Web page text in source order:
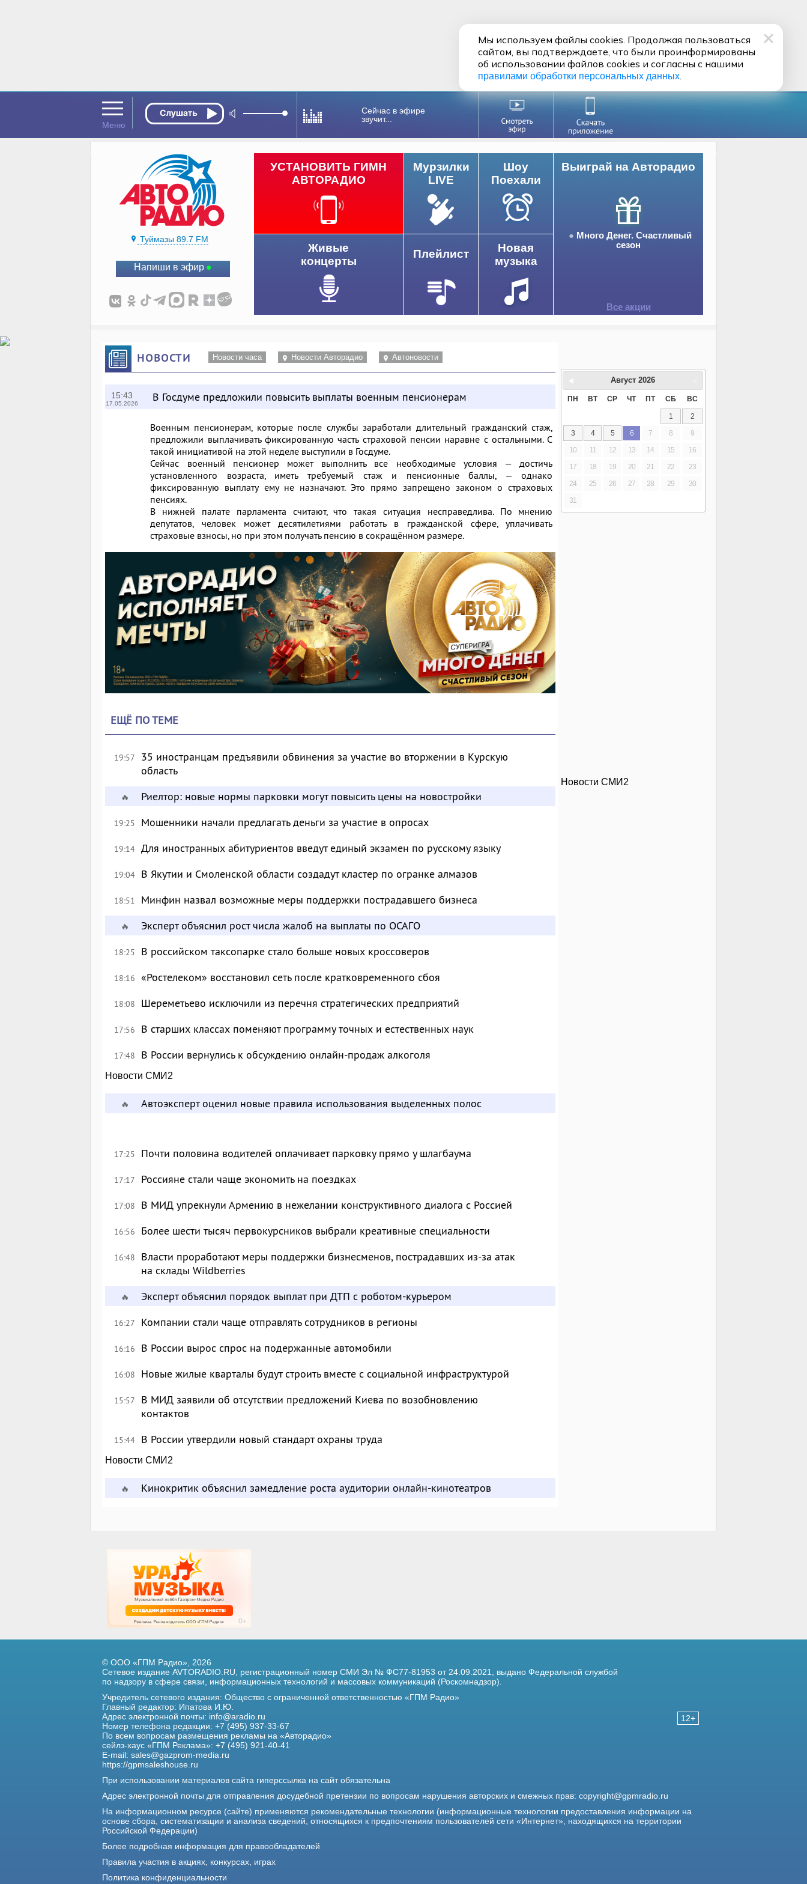
Сейчас в эфире
звучит...
Туймазы 89.7 FM
Напиши в эфир
Выиграй на Авторадио
Много Денег. Счастливый
сезон
Все акции
УСТАНОВИТЬ ГИМН
АВТОРАДИО
Мурзилки
LIVE
Шоу
Поехали
Живые
концерты
Плейлист
Новая
музыка
НОВОСТИ Новости часа Новости Авторадио Автоновости
15:43
17.05.2026 В Госдуме предложили повысить выплаты военным пенсионерам
Военным пенсионерам, которые после службы заработали длительный гражданский стаж,
предложили выплачивать фиксированную часть страховой пенсии наравне с остальными. С
такой инициативой на этой неделе выступили в Госдуме.
Сейчас военный пенсионер может выполнить все необходимые условия — достичь
установленного возраста, иметь требуемый стаж и пенсионные баллы, — однако
фиксированную выплату ему не назначают. Это прямо запрещено законом о страховых
пенсиях.
В нижней палате парламента считают, что такая ситуация несправедлива. По мнению
депутатов, человек может десятилетиями работать в гражданской сфере, уплачивать
страховые взносы, но при этом получать пенсию в сокращённом размере.
ЕЩЁ ПО ТЕМЕ
19:57
35 иностранцам предъявили обвинения за участие во вторжении в Курскую
область
🔥 Риелтор: новые нормы парковки могут повысить цены на новостройки
19:25 Мошенники начали предлагать деньги за участие в опросах
19:14 Для иностранных абитуриентов введут единый экзамен по русскому языку
19:04 В Якутии и Смоленской области создадут кластер по огранке алмазов
18:51 Минфин назвал возможные меры поддержки пострадавшего бизнеса
🔥 Эксперт объяснил рост числа жалоб на выплаты по ОСАГО
18:25 В российском таксопарке стало больше новых кроссоверов
18:16 «Ростелеком» восстановил сеть после кратковременного сбоя
18:08 Шереметьево исключили из перечня стратегических предприятий
17:56 В старших классах поменяют программу точных и естественных наук
17:48 В России вернулись к обсуждению онлайн-продаж алкоголя
Новости СМИ2
🔥 Автоэксперт оценил новые правила использования выделенных полос
17:25 Почти половина водителей оплачивает парковку прямо у шлагбаума
17:17 Россияне стали чаще экономить на поездках
17:08 В МИД упрекнули Армению в нежелании конструктивного диалога с Россией
16:56 Более шести тысяч первокурсников выбрали креативные специальности
16:48
Власти проработают меры поддержки бизнесменов, пострадавших из-за атак
на склады Wildberries
🔥 Эксперт объяснил порядок выплат при ДТП с роботом-курьером
16:27 Компании стали чаще отправлять сотрудников в регионы
16:16 В России вырос спрос на подержанные автомобили
16:08 Новые жилые кварталы будут строить вместе с социальной инфраструктурой
15:57
В МИД заявили об отсутствии предложений Киева по возобновлению
контактов
15:44 В России утвердили новый стандарт охраны труда
Новости СМИ2
🔥 Кинокритик объяснил замедление роста аудитории онлайн-кинотеатров
Август 2026
ПН ВТ СР ЧТ ПТ СБ ВС
1
2
3
4 5 6 7 8
9
10
11 12 13 14 15
16
17
18 19 20 21 22
23
24
25 26 27 28 29
30
31
Новости СМИ2
12+
© ООО «ГПМ Радио», 2026
Сетевое издание AVTORADIO.RU, регистрационный номер СМИ Эл № ФС77-81953 от 24.09.2021, выдано Федеральной службой
по надзору в сфере связи, информационных технологий и массовых коммуникаций (Роскомнадзор).
Учредитель сетевого издания: Общество с ограниченной ответственностью «ГПМ Радио»
Главный редактор: Ипатова И.Ю.
Адрес электронной почты: info@aradio.ru
Номер телефона редакции: +7 (495) 937-33-67
По всем вопросам размещения рекламы на «Авторадио»
сейлз-хаус «ГПМ Реклама»: +7 (495) 921-40-41
E-mail: sales@gazprom-media.ru
https://gpmsaleshouse.ru
При использовании материалов сайта гиперссылка на сайт обязательна
Адрес электронной почты для отправления досудебной претензии по вопросам нарушения авторских и смежных прав: copyright@gpmradio.ru
На информационном ресурсе (сайте) применяются рекомендательные технологии (информационные технологии предоставления информации на
основе сбора, систематизации и анализа сведений, относящихся к предпочтениям пользователей сети «Интернет», находящихся на территории
Российской Федерации)
Более подробная информация для правообладателей
Правила участия в акциях, конкурсах, играх
Политика конфиденциальности
Мы используем файлы cookies. Продолжая пользоваться
сайтом, вы подтверждаете, что были проинформированы
об использовании файлов cookies и согласны с нашими
правилами обработки персональных данных.